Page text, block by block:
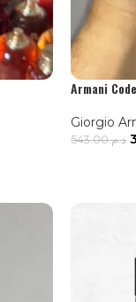
Armani
Giorgio
د.م.543.00